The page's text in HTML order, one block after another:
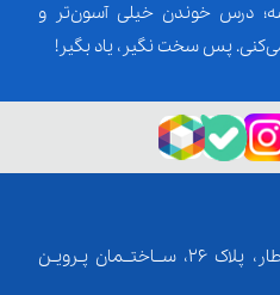
درس خوندن خیلی آسون‌تر و
پس سخت نگیر، یاد بگیر!
تهران، میدان عطار، خیابان عطار، پلاک 26، ســاختــمان پـرویـن